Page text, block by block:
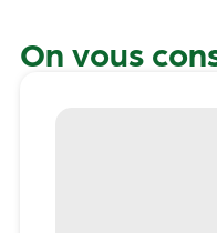
On vous